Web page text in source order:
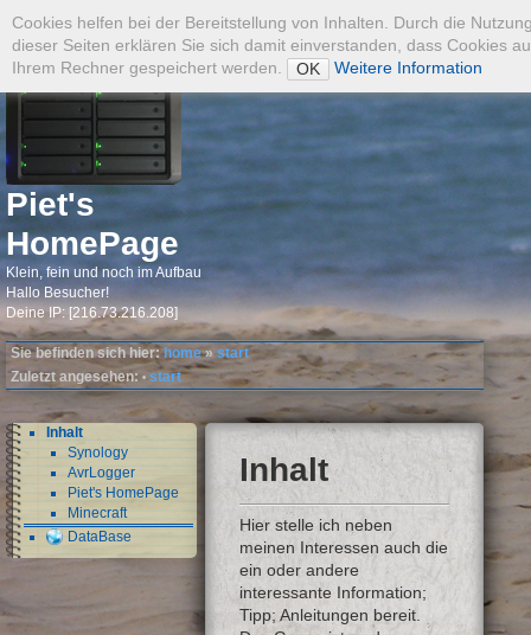
Piet's
HomePage
Klein, fein und noch im Aufbau
Hallo Besucher!
Deine IP: [216.73.216.208]
Admin
Suche
Sie befinden sich hier:home»start
Zuletzt angesehen: • start
Inhalt
Synology
AvrLogger
Piet's HomePage
Minecraft
DataBase
Inhalt
Hier stelle ich neben
meinen Interessen auch die
ein oder andere
interessante Information;
Tipp; Anleitungen bereit.
Cookies helfen bei der Bereitstellung von Inhalten. Durch die
dieser Seiten erklären Sie sich damit einverstanden, dass Cookies
Ihrem Rechner gespeichert werden.
OK Weitere Information